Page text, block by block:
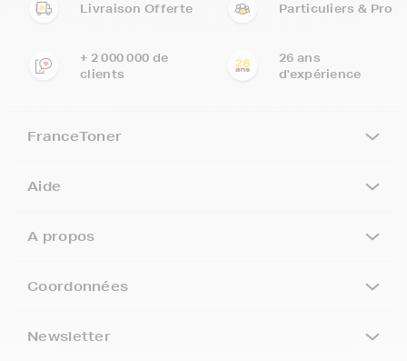
Livraison Offerte Particuliers & Pro
+ 2 000 000 de
clients
26 ans
d'expérience
FranceToner
Aide
A propos
Coordonnées
Newsletter